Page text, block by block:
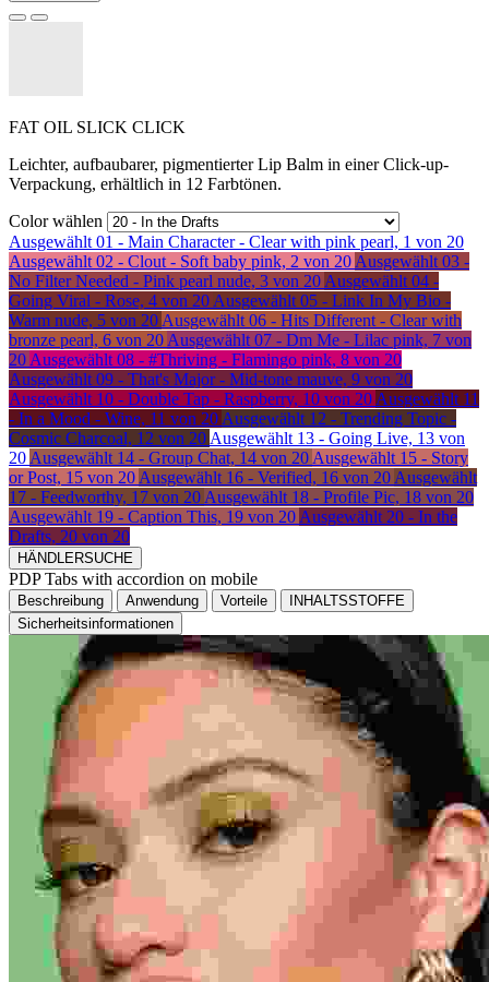
FAT OIL SLICK CLICK
Leichter, aufbaubarer, pigmentierter Lip Balm in einer Click-up-
Verpackung, erhältlich in 12 Farbtönen.
Color wählen
Ausgewählt 01 - Main Character - Clear with pink pearl, 1 von 20
Ausgewählt 02 - Clout - Soft baby pink, 2 von 20 Ausgewählt 03 -
No Filter Needed - Pink pearl nude, 3 von 20 Ausgewählt 04 -
Going Viral - Rose, 4 von 20 Ausgewählt 05 - Link In My Bio -
Warm nude, 5 von 20 Ausgewählt 06 - Hits Different - Clear with
bronze pearl, 6 von 20 Ausgewählt 07 - Dm Me - Lilac pink, 7 von
20 Ausgewählt 08 - #Thriving - Flamingo pink, 8 von 20
Ausgewählt 09 - That's Major - Mid-tone mauve, 9 von 20
Ausgewählt 10 - Double Tap - Raspberry, 10 von 20 Ausgewählt 11
- In a Mood - Wine, 11 von 20 Ausgewählt 12 - Trending Topic -
Cosmic Charcoal, 12 von 20 Ausgewählt 13 - Going Live, 13 von
20 Ausgewählt 14 - Group Chat, 14 von 20 Ausgewählt 15 - Story
or Post, 15 von 20 Ausgewählt 16 - Verified, 16 von 20 Ausgewählt
17 - Feedworthy, 17 von 20 Ausgewählt 18 - Profile Pic, 18 von 20
Ausgewählt 19 - Caption This, 19 von 20 Ausgewählt 20 - In the
Drafts, 20 von 20
HÄNDLERSUCHE
PDP Tabs with accordion on mobile
Beschreibung Anwendung Vorteile
INHALTSSTOFFE
Sicherheitsinformationen